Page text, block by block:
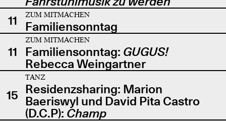
11
ZUM MITMACHEN
Familiensonntag
11
ZUM MITMACHEN
Familiensonntag: GUGUS!
Rebecca Weingartner
15
TANZ
Residenzsharing: Marion
Baeriswyl und David Pita Castro
(D.C.P): Champ